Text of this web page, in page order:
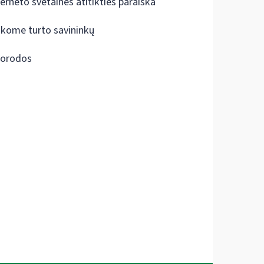
turto savininkų